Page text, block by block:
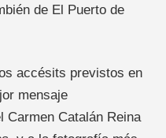
de El Puerto de
accésits previstos en
mensaje
Carmen Catalán Reina